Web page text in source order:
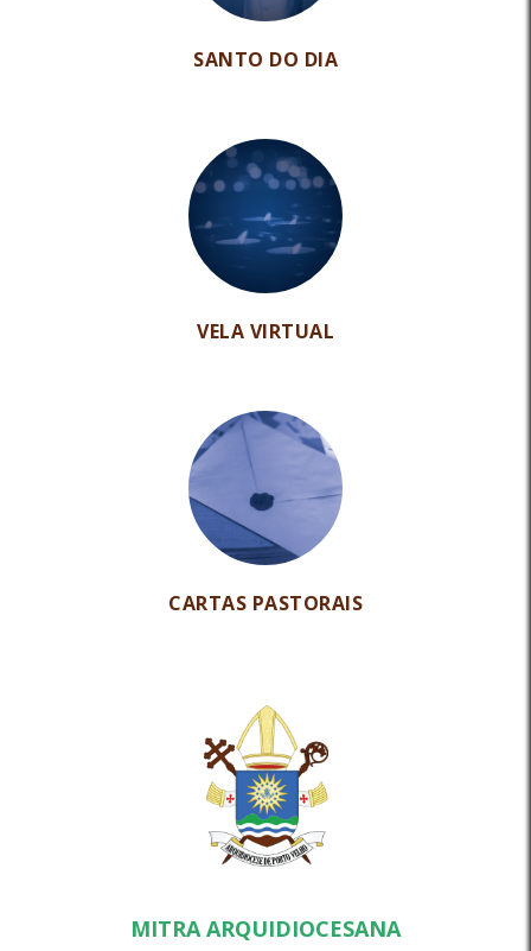
SANTO DO DIA
VELA VIRTUAL
CARTAS PASTORAIS
MITRA ARQUIDIOCESANA